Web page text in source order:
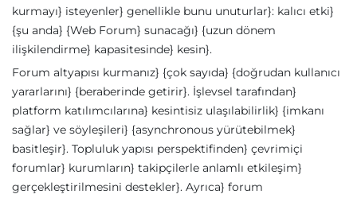
kurmayı} isteyenler} genellikle bunu unuturlar}: kalıcı etki}
{şu anda} {Web Forum} sunacağı} {uzun dönem
ilişkilendirme} kapasitesinde} kesin}.
Forum altyapısı kurmanız} {çok sayıda} {doğrudan kullanıcı
yararlarını} {beraberinde getirir}. İşlevsel tarafından}
platform katılımcılarına} kesintisiz ulaşılabilirlik} {imkanı
sağlar} ve söyleşileri} {asynchronous yürütebilmek}
basitleşir}. Topluluk yapısı perspektifinden} çevrimiçi
forumlar} kurumların} takipçilerle anlamlı etkileşim}
gerçekleştirilmesini destekler}. Ayrıca} forum